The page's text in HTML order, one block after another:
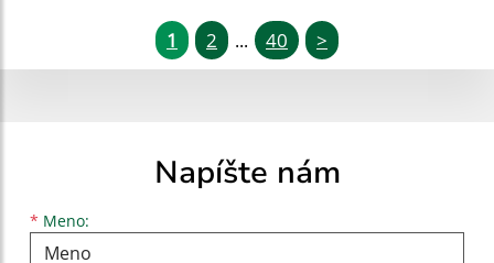
1 2 ... 40 >
Napíšte nám
* Meno:
Meno
Priezvisko
E-mailová adresa